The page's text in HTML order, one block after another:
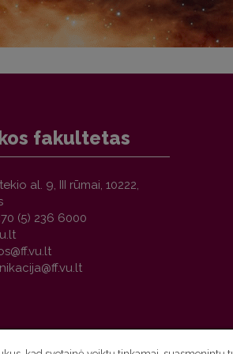
fakultetas
al. 9, III rūmai, 10222,
(5) 236 6000